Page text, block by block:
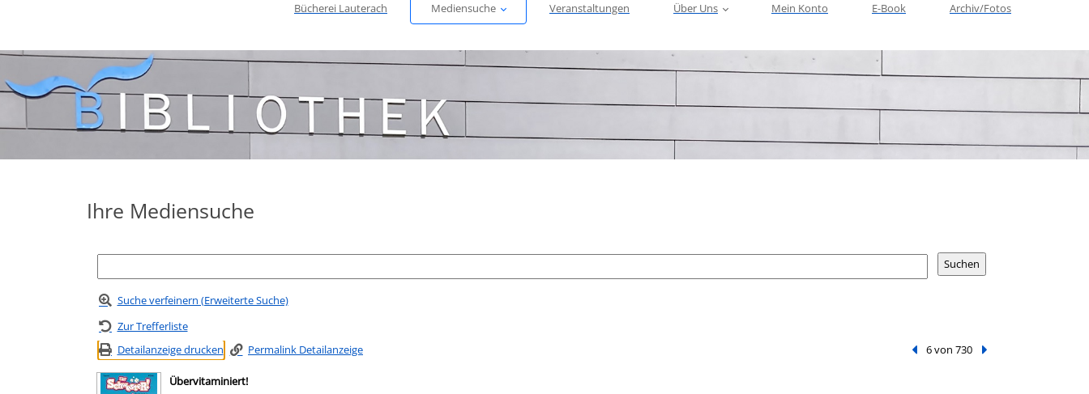
Bücherei Lauterach Mediensuche Veranstaltungen Über Uns Mein Konto E-Book Archiv/Fotos
Ihre Mediensuche
Suche verfeinern (Erweiterte Suche)
Zur Trefferliste
Detailanzeige drucken
Permalink Detailanzeige Vorheriger Treffer
6 von 730 Nächster Treffer
Übervitaminiert!